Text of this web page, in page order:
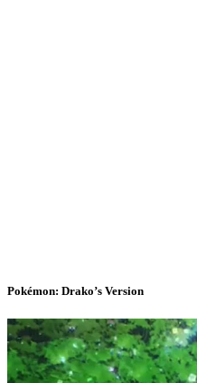
Pokémon: Drako’s Version